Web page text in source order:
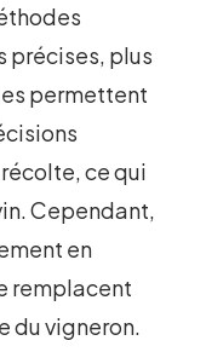
précises, plus
permettent
ce qui
Cependant,
en
remplacent
du vigneron.